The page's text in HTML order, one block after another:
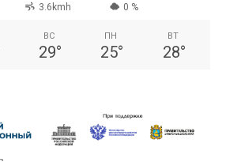
3.6kmh 0 %
ВС
29°
ПН
25°
ВТ
28°